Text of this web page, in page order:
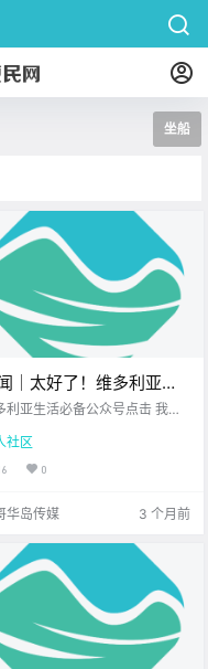
坐船
｜太好了！维多利亚餐
佬又开新店，炸鸡生蚝
案修改，承认“带错了
利亚生活必备公众号点击 我在
直在你身边维多利亚顶级科创
北美最大亚洲超市 大家周二好
忙里偷闲也.
社区
0
华岛传媒 3 个月前